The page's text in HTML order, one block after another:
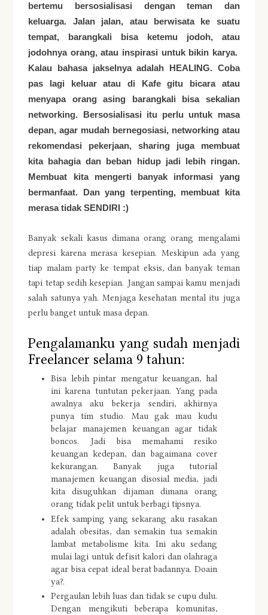
bertemu bersosialisasi dengan teman dan
keluarga. Jalan jalan, atau berwisata ke suatu
tempat, barangkali bisa ketemu jodoh, atau
jodohnya orang, atau inspirasi untuk bikin karya.
Kalau bahasa jakselnya adalah HEALING. Coba
pas lagi keluar atau di Kafe gitu bicara atau
menyapa orang asing barangkali bisa sekalian
networking. Bersosialisasi itu perlu untuk masa
depan, agar mudah bernegosiasi, networking atau
rekomendasi pekerjaan, sharing juga membuat
kita bahagia dan beban hidup jadi lebih ringan.
Membuat kita mengerti banyak informasi yang
bermanfaat. Dan yang terpenting, membuat kita
merasa tidak SENDIRI :)
Banyak sekali kasus dimana orang orang mengalami
depresi karena merasa kesepian. Meskipun ada yang
tiap malam party ke tempat eksis, dan banyak teman
tapi tetap sedih kesepian. Jangan sampai kamu menjadi
salah satunya yah. Menjaga kesehatan mental itu juga
perlu banget untuk masa depan.
Pengalamanku yang sudah menjadi
Freelancer selama 9 tahun:
Bisa lebih pintar mengatur keuangan, hal
ini karena tuntutan pekerjaan. Yang pada
awalnya aku bekerja sendiri, akhirnya
punya tim studio. Mau gak mau kudu
belajar manajemen keuangan agar tidak
boncos. Jadi bisa memahami resiko
keuangan kedepan, dan bagaimana cover
kekurangan. Banyak juga tutorial
manajemen keuangan disosial media, jadi
kita disuguhkan dijaman dimana orang
orang tidak pelit untuk berbagi tipsnya.
Efek samping yang sekarang aku rasakan
adalah obesitas, dan semakin tua semakin
lambat metabolisme kita. Ini aku sedang
mulai lagi untuk defisit kalori dan olahraga
agar bisa cepat ideal berat badannya. Doain
ya?.
Pergaulan lebih luas dan tidak se cupu dulu.
Dengan mengikuti beberapa komunitas,